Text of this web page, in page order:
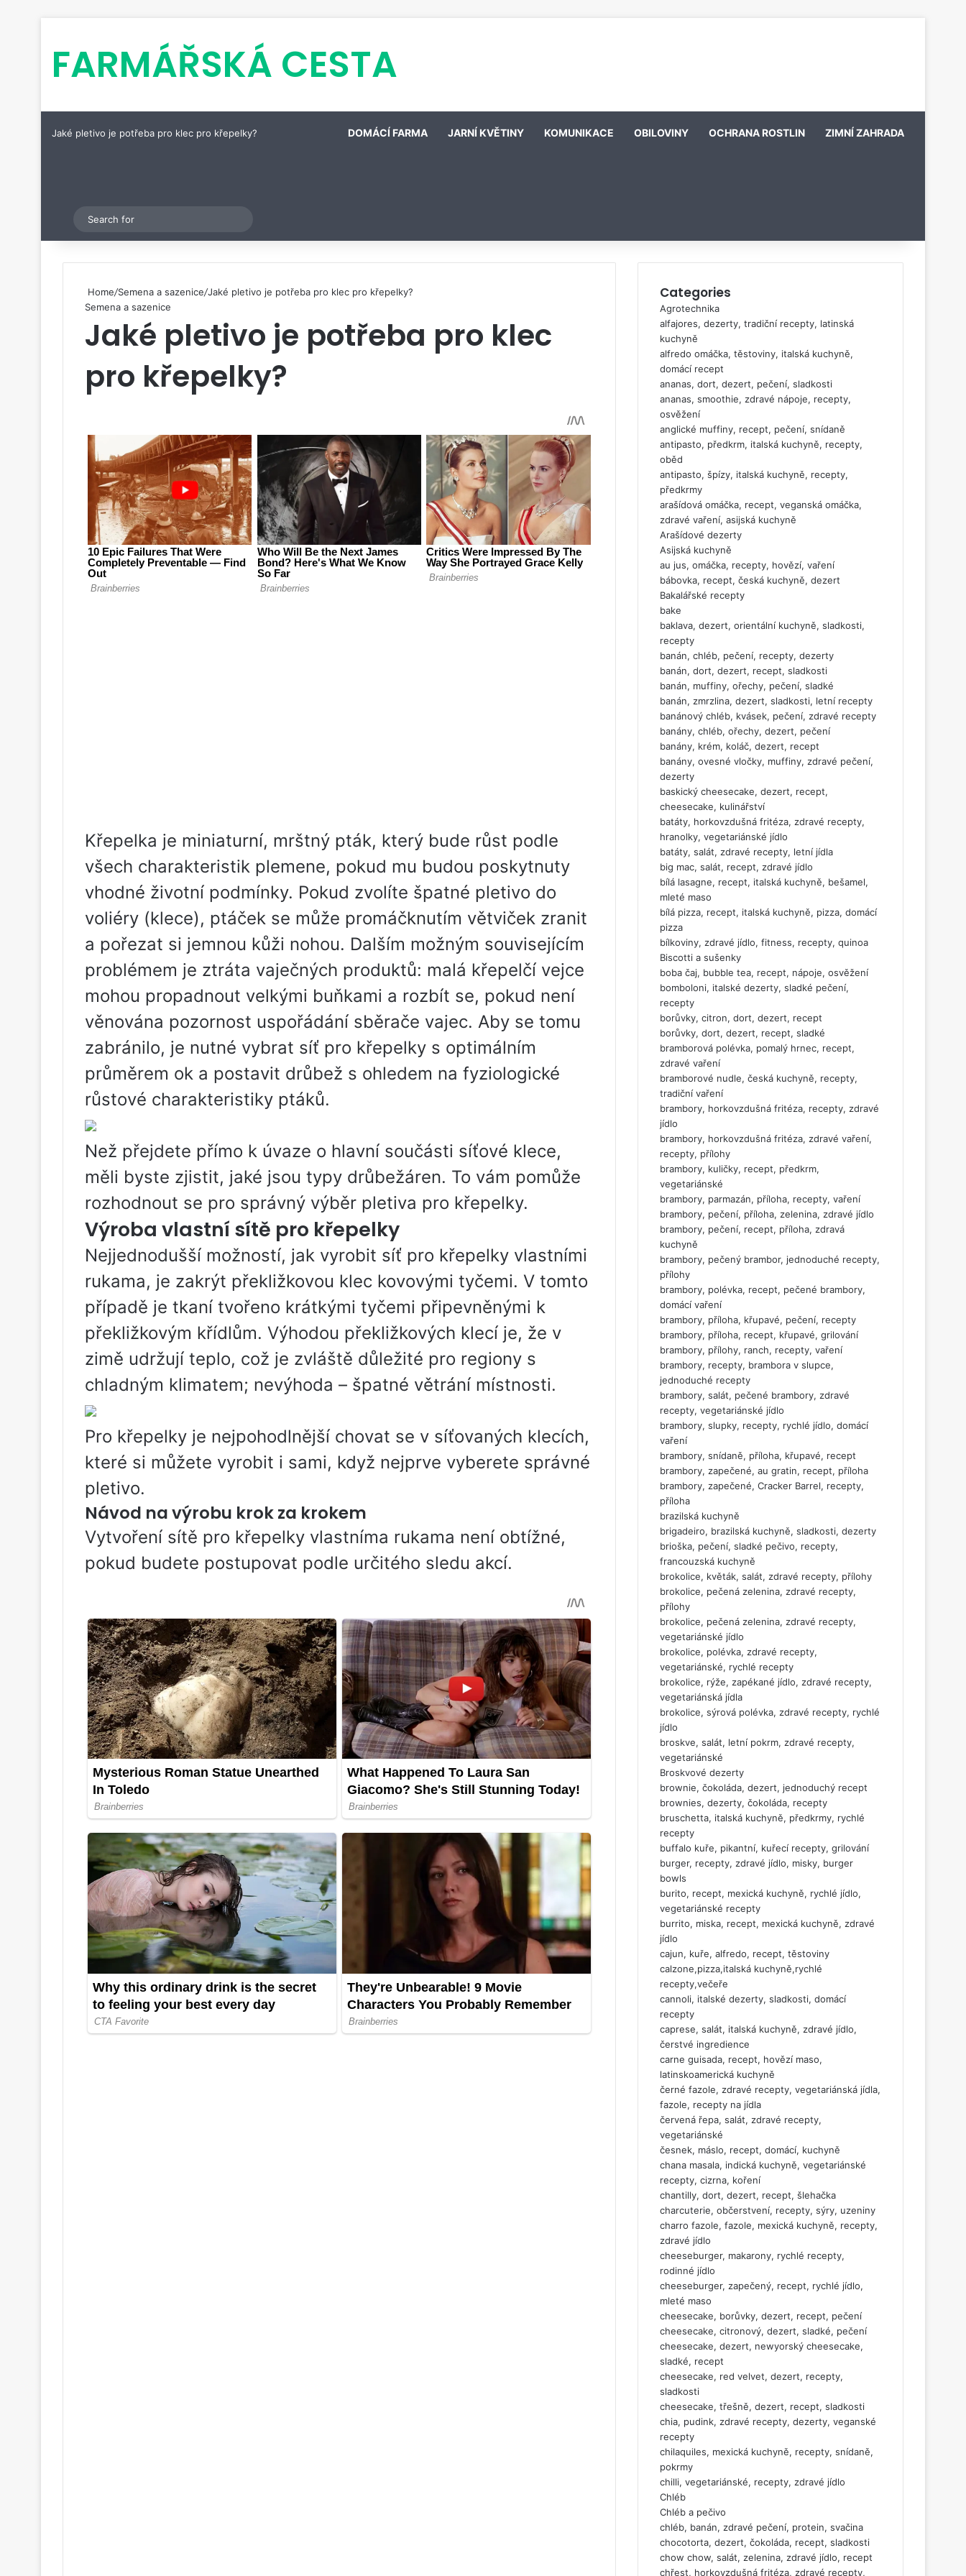
FARMÁŘSKÁ CESTA
Jaké pletivo je potřeba pro klec pro křepelky? DOMÁCÍ FARMA JARNÍ KVĚTINY KOMUNIKACE OBILOVINY OCHRANA ROSTLIN ZIMNÍ ZAHRADA
Switch skin
for
Home/Semena a sazenice/Jaké pletivo je potřeba pro klec pro křepelky?
Semena a sazenice
Jaké pletivo je potřeba pro klec
pro křepelky?
Křepelka je miniaturní, mrštný pták, který bude růst podle
všech charakteristik plemene, pokud mu budou poskytnuty
vhodné životní podmínky. Pokud zvolíte špatné pletivo do
voliéry (klece), ptáček se může promáčknutím větviček zranit
a pořezat si jemnou kůži nohou. Dalším možným souvisejícím
problémem je ztráta vaječných produktů: malá křepelčí vejce
mohou propadnout velkými buňkami a rozbít se, pokud není
věnována pozornost uspořádání sběrače vajec. Aby se tomu
zabránilo, je nutné vybrat síť pro křepelky s optimálním
průměrem ok a postavit drůbež s ohledem na fyziologické
růstové charakteristiky ptáků.
Než přejdete přímo k úvaze o hlavní součásti síťové klece,
měli byste zjistit, jaké jsou typy drůbežáren. To vám pomůže
rozhodnout se pro správný výběr pletiva pro křepelky.
Výroba vlastní sítě pro křepelky
Nejjednodušší možností, jak vyrobit síť pro křepelky vlastními
rukama, je zakrýt překližkovou klec kovovými tyčemi. V tomto
případě je tkaní tvořeno krátkými tyčemi připevněnými k
překližkovým křídlům. Výhodou překližkových klecí je, že v
zimě udržují teplo, což je zvláště důležité pro regiony s
chladným klimatem; nevýhoda – špatné větrání místnosti.
Pro křepelky je nejpohodlnější chovat se v síťovaných klecích,
které si můžete vyrobit i sami, když nejprve vyberete správné
pletivo.
Návod na výrobu krok za krokem
Vytvoření sítě pro křepelky vlastníma rukama není obtížné,
pokud budete postupovat podle určitého sledu akcí.
Categories
Agrotechnika
alfajores, dezerty, tradiční recepty, latinská
kuchyně
alfredo omáčka, těstoviny, italská kuchyně,
domácí recept
ananas, dort, dezert, pečení, sladkosti
ananas, smoothie, zdravé nápoje, recepty,
osvěžení
anglické muffiny, recept, pečení, snídaně
antipasto, předkrm, italská kuchyně, recepty,
oběd
antipasto, špízy, italská kuchyně, recepty,
předkrmy
arašídová omáčka, recept, veganská omáčka,
zdravé vaření, asijská kuchyně
Arašídové dezerty
Asijská kuchyně
au jus, omáčka, recepty, hovězí, vaření
bábovka, recept, česká kuchyně, dezert
Bakalářské recepty
bake
baklava, dezert, orientální kuchyně, sladkosti,
recepty
banán, chléb, pečení, recepty, dezerty
banán, dort, dezert, recept, sladkosti
banán, muffiny, ořechy, pečení, sladké
banán, zmrzlina, dezert, sladkosti, letní recepty
banánový chléb, kvásek, pečení, zdravé recepty
banány, chléb, ořechy, dezert, pečení
banány, krém, koláč, dezert, recept
banány, ovesné vločky, muffiny, zdravé pečení,
dezerty
baskický cheesecake, dezert, recept,
cheesecake, kulinářství
batáty, horkovzdušná fritéza, zdravé recepty,
hranolky, vegetariánské jídlo
batáty, salát, zdravé recepty, letní jídla
big mac, salát, recept, zdravé jídlo
bílá lasagne, recept, italská kuchyně, bešamel,
mleté maso
bílá pizza, recept, italská kuchyně, pizza, domácí
pizza
bílkoviny, zdravé jídlo, fitness, recepty, quinoa
Biscotti a sušenky
boba čaj, bubble tea, recept, nápoje, osvěžení
bomboloni, italské dezerty, sladké pečení,
recepty
borůvky, citron, dort, dezert, recept
borůvky, dort, dezert, recept, sladké
bramborová polévka, pomalý hrnec, recept,
zdravé vaření
bramborové nudle, česká kuchyně, recepty,
tradiční vaření
brambory, horkovzdušná fritéza, recepty, zdravé
jídlo
brambory, horkovzdušná fritéza, zdravé vaření,
recepty, přílohy
brambory, kuličky, recept, předkrm,
vegetariánské
brambory, parmazán, příloha, recepty, vaření
brambory, pečení, příloha, zelenina, zdravé jídlo
brambory, pečení, recept, příloha, zdravá
kuchyně
brambory, pečený brambor, jednoduché recepty,
přílohy
brambory, polévka, recept, pečené brambory,
domácí vaření
brambory, příloha, křupavé, pečení, recepty
brambory, příloha, recept, křupavé, grilování
brambory, přílohy, ranch, recepty, vaření
brambory, recepty, brambora v slupce,
jednoduché recepty
brambory, salát, pečené brambory, zdravé
recepty, vegetariánské jídlo
brambory, slupky, recepty, rychlé jídlo, domácí
vaření
brambory, snídaně, příloha, křupavé, recept
brambory, zapečené, au gratin, recept, příloha
brambory, zapečené, Cracker Barrel, recepty,
příloha
brazilská kuchyně
brigadeiro, brazilská kuchyně, sladkosti, dezerty
brioška, pečení, sladké pečivo, recepty,
francouzská kuchyně
brokolice, květák, salát, zdravé recepty, přílohy
brokolice, pečená zelenina, zdravé recepty,
přílohy
brokolice, pečená zelenina, zdravé recepty,
vegetariánské jídlo
brokolice, polévka, zdravé recepty,
vegetariánské, rychlé recepty
brokolice, rýže, zapékané jídlo, zdravé recepty,
vegetariánská jídla
brokolice, sýrová polévka, zdravé recepty, rychlé
jídlo
broskve, salát, letní pokrm, zdravé recepty,
vegetariánské
Broskvové dezerty
brownie, čokoláda, dezert, jednoduchý recept
brownies, dezerty, čokoláda, recepty
bruschetta, italská kuchyně, předkrmy, rychlé
recepty
buffalo kuře, pikantní, kuřecí recepty, grilování
burger, recepty, zdravé jídlo, misky, burger
bowls
burito, recept, mexická kuchyně, rychlé jídlo,
vegetariánské recepty
burrito, miska, recept, mexická kuchyně, zdravé
jídlo
cajun, kuře, alfredo, recept, těstoviny
calzone,pizza,italská kuchyně,rychlé
recepty,večeře
cannoli, italské dezerty, sladkosti, domácí
recepty
caprese, salát, italská kuchyně, zdravé jídlo,
čerstvé ingredience
carne guisada, recept, hovězí maso,
latinskoamerická kuchyně
černé fazole, zdravé recepty, vegetariánská jídla,
fazole, recepty na jídla
červená řepa, salát, zdravé recepty,
vegetariánské
česnek, máslo, recept, domácí, kuchyně
chana masala, indická kuchyně, vegetariánské
recepty, cizrna, koření
chantilly, dort, dezert, recept, šlehačka
charcuterie, občerstvení, recepty, sýry, uzeniny
charro fazole, fazole, mexická kuchyně, recepty,
zdravé jídlo
cheeseburger, makarony, rychlé recepty,
rodinné jídlo
cheeseburger, zapečený, recept, rychlé jídlo,
mleté maso
cheesecake, borůvky, dezert, recept, pečení
cheesecake, citronový, dezert, sladké, pečení
cheesecake, dezert, newyorský cheesecake,
sladké, recept
cheesecake, red velvet, dezert, recepty,
sladkosti
cheesecake, třešně, dezert, recept, sladkosti
chia, pudink, zdravé recepty, dezerty, veganské
recepty
chilaquiles, mexická kuchyně, recepty, snídaně,
pokrmy
chilli, vegetariánské, recepty, zdravé jídlo
Chléb
Chléb a pečivo
chléb, banán, zdravé pečení, protein, svačina
chocotorta, dezert, čokoláda, recept, sladkosti
chow chow, salát, zelenina, zdravé jídlo, recept
chřest, horkovzdušná fritéza, zdravé recepty,